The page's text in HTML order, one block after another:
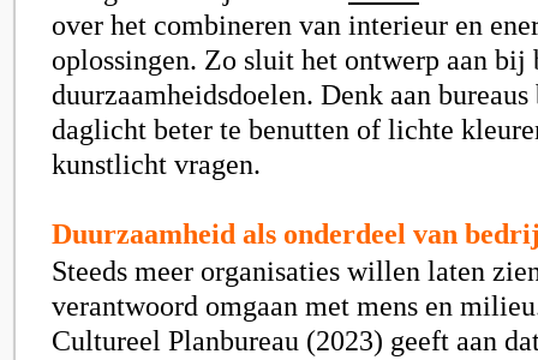
over het combineren van interieur en
oplossingen. Zo sluit het ontwerp aan bij
duurzaamheidsdoelen. Denk aan
daglicht beter te benutten of lichte
kunstlicht vragen.
Duurzaamheid als onderdeel van
Steeds meer organisaties willen laten
verantwoord omgaan met mens en
Cultureel Planbureau (2023) geeft aan